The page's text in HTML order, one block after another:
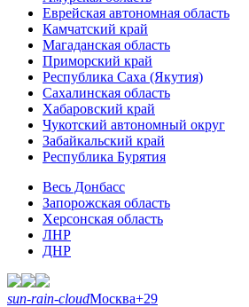
Еврейская автономная область
Камчатский край
Магаданская область
Приморский край
Республика Саха (Якутия)
Сахалинская область
Хабаровский край
Чукотский автономный округ
Забайкальский край
Республика Бурятия
Весь Донбасс
Запорожская область
Херсонская область
ЛНР
ДНР
sun-rain-cloudМосква+29